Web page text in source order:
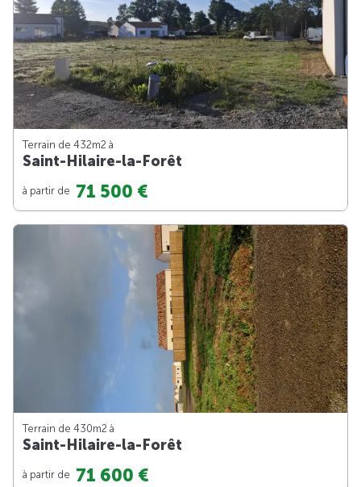
Terrain de 432m2 à
Saint-Hilaire-la-Forêt
à partir de 71 500 €
Terrain de 430m2 à
Saint-Hilaire-la-Forêt
à partir de 71 600 €